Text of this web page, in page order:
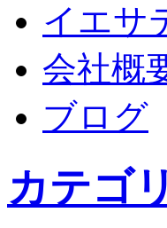
イエサ
会社概
ブログ
カテゴ